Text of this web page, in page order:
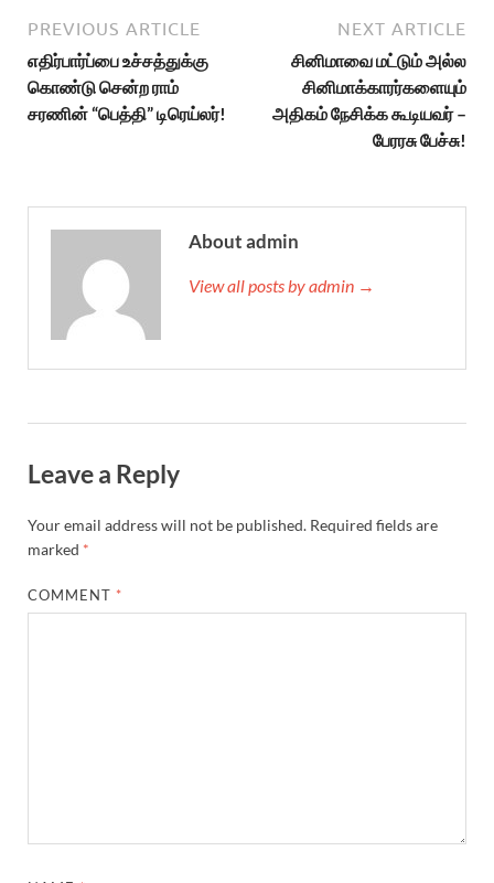
PREVIOUS ARTICLE
எதிர்பார்ப்பை உச்சத்துக்கு
கொண்டு சென்ற ராம்
சரணின் “பெத்தி” டிரெய்லர்!
NEXT ARTICLE
சினிமாவை மட்டும் அல்ல
சினிமாக்காரர்களையும்
அதிகம் நேசிக்க கூடியவர் –
பேரரசு பேச்சு!
About admin
View all posts by admin →
Leave a Reply
Your email address will not be published. Required fields are
marked *
COMMENT *